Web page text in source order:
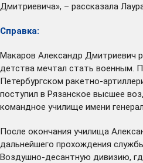
Дмитриевича», – рассказала
Справка:
Макаров Александр Дмитриевич
детства мечтал стать военным.
Петербургском ракетно-
поступил в Рязанское высшее
командное училище имени
После окончания училища
дальнейшего прохождения
Воздушно-десантную дивизию,